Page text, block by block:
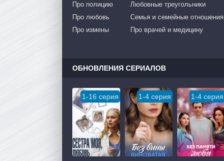
Про полицию
Про любовь
Про измены
Любовные треугольники
Семья и семейные отношения
Про врачей и медицину
ОБНОВЛЕНИЯ СЕРИАЛОВ
1-16 серия 1-4 серия 1-4 серия